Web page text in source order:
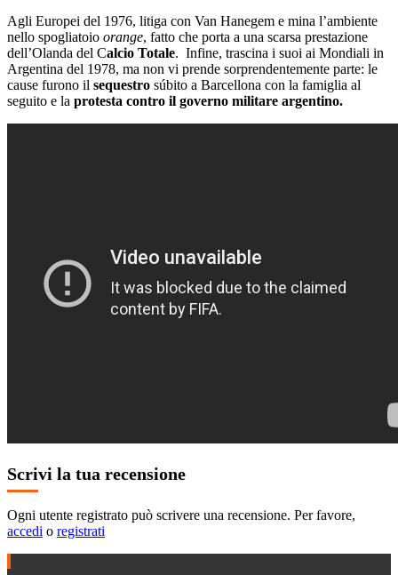
Agli Europei del 1976, litiga con Van Hanegem e mina l’ambiente
nello spogliatoio orange, fatto che porta a una scarsa prestazione
dell’Olanda del Calcio Totale. Infine, trascina i suoi ai Mondiali in
Argentina del 1978, ma non vi prende sorprendentemente parte: le
cause furono il sequestro súbito a Barcellona con la famiglia al
seguito e la protesta contro il governo militare argentino.
Scrivi la tua recensione
Ogni utente registrato può scrivere una recensione. Per favore,
accedi o registrati